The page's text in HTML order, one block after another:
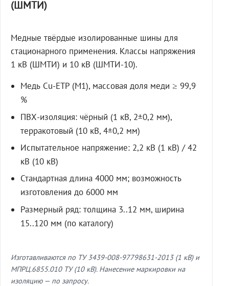
(ШМТИ)
Медные твёрдые изолированные шины для
стационарного применения. Классы напряжения
1 кВ (ШМТИ) и 10 кВ (ШМТИ-10).
Медь Cu-ETP (M1), массовая доля меди ≥ 99,9
%
ПВХ-изоляция: чёрный (1 кВ, 2±0,2 мм),
терракотовый (10 кВ, 4±0,2 мм)
Испытательное напряжение: 2,2 кВ (1 кВ) / 42
кВ (10 кВ)
Стандартная длина 4000 мм; возможность
изготовления до 6000 мм
Размерный ряд: толщина 3..12 мм, ширина
15..120 мм (по каталогу)
Изготавливаются по ТУ 3439-008-97798631-2013 (1 кВ) и
МПРЦ.6855.010 ТУ (10 кВ). Нанесение маркировки на
изоляцию — по запросу.